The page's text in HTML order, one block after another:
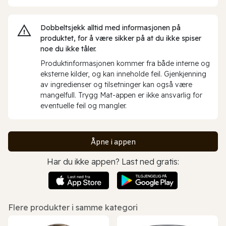
Dobbeltsjekk alltid med informasjonen på
produktet, for å være sikker på at du ikke spiser
noe du ikke tåler.
Produktinformasjonen kommer fra både interne og
eksterne kilder, og kan inneholde feil. Gjenkjenning
av ingredienser og tilsetninger kan også være
mangelfull. Trygg Mat-appen er ikke ansvarlig for
eventuelle feil og mangler.
Åpne i appen
Har du ikke appen? Last ned gratis:
Flere produkter i samme kategori